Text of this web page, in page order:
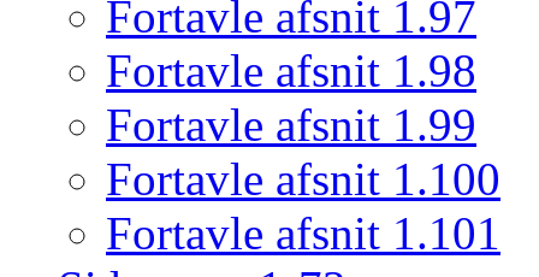
Fortavle afsnit 1.97
Fortavle afsnit 1.98
Fortavle afsnit 1.99
Fortavle afsnit 1.100
Fortavle afsnit 1.101